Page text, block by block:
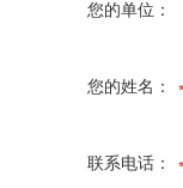
您的单位：
您的姓名：
联系电话：